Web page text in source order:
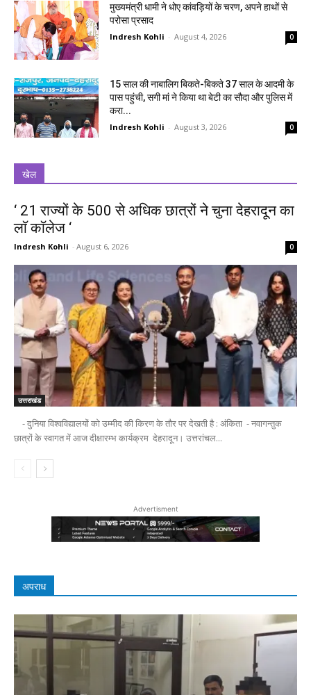
मुख्यमंत्री धामी ने धोए कांवड़ियों के चरण, अपने हाथों से
परोसा प्रसाद
Indresh Kohli - August 4, 2026 0
15 साल की नाबालिग बिकते-बिकते 37 साल के आदमी के
पास पहुंची, सगी मां ने किया था बेटी का सौदा और पुलिस में
करा...
Indresh Kohli - August 3, 2026 0
खेल
‘ 21 राज्यों के 500 से अधिक छात्रों ने चुना देहरादून का
लाॅ काॅलेज ‘
Indresh Kohli - August 6, 2026 0
उत्तराखंड
- दुनिया विश्वविद्यालयों को उम्मीद की किरण के तौर पर देखती है : अंकिता - नवागन्तुक
छात्रों के स्वागत में आज दीक्षारम्भ कार्यक्रम देहरादून। उत्तरांचल...
Advertisment
अपराध